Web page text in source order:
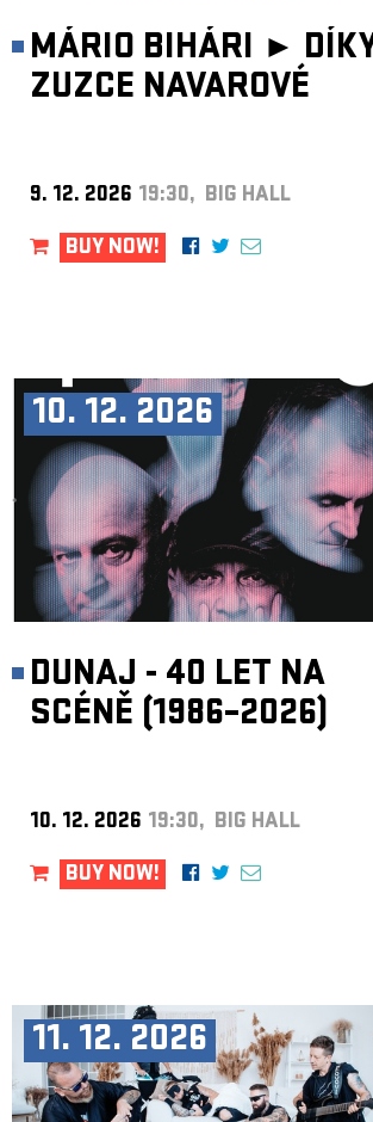
MÁRIO BIHÁRI ►
ZUZCE NAVAROVÉ
9. 12. 2026 19:30, BIG HALL
BUY NOW!
10. 12. 2026
DUNAJ - 40 LET NA
SCÉNĚ (1986–2026)
10. 12. 2026 19:30, BIG HALL
BUY NOW!
11. 12. 2026